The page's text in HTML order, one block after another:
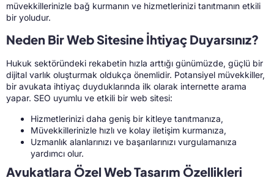
müvekkillerinizle bağ kurmanın ve hizmetlerinizi tanıtmanın etkili
bir yoludur.
Neden Bir Web Sitesine İhtiyaç Duyarsınız?
Hukuk sektöründeki rekabetin hızla arttığı günümüzde, güçlü bir
dijital varlık oluşturmak oldukça önemlidir. Potansiyel müvekkiller,
bir avukata ihtiyaç duyduklarında ilk olarak internette arama
yapar. SEO uyumlu ve etkili bir web sitesi:
Hizmetlerinizi daha geniş bir kitleye tanıtmanıza,
Müvekkillerinizle hızlı ve kolay iletişim kurmanıza,
Uzmanlık alanlarınızı ve başarılarınızı vurgulamanıza
yardımcı olur.
Avukatlara Özel Web Tasarım Özellikleri